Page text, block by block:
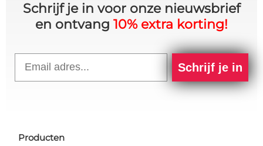
Schrijf je in voor onze nieuwsbrief
en ontvang 10% extra korting!
Schrijf je in
Producten